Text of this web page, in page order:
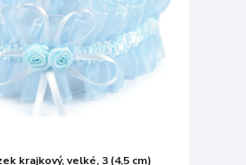
krajkový, velké, 3 (4,5 cm)